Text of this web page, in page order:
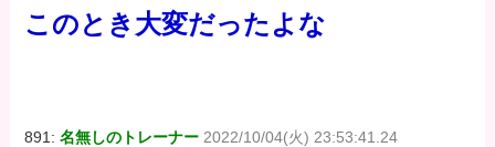
このとき大変だったよな
891:名無しのトレーナー 2022/10/04(火) 23:53:41.24